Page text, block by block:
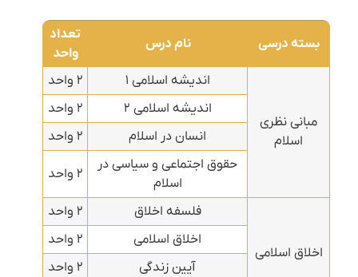
بسته درسی نام درس
تعداد
واحد
مبانی نظری
اسلام
اندیشه اسلامی ۱
۲ واحد
اندیشه اسلامی ۲
۲ واحد
انسان در اسلام
۲ واحد
حقوق اجتماعی و سیاسی در
اسلام
۲ واحد
اخلاق اسلامی
فلسفه اخلاق
۲ واحد
اخلاق اسلامی
۲ واحد
آیین زندگی
۲ واحد